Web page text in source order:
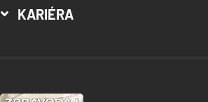
KARIÉRA